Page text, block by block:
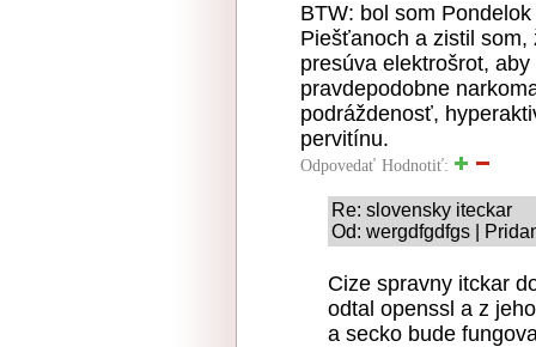
BTW: bol som
Piešťanoch a zistil som,
presúva elektrošrot,
pravdepodobne
podráždenosť,
pervitínu.
Odpovedať Hodnotiť:
Re: slovensky iteckar
Od: wergdfgdfgs |
Cize spravny itckar
odtal openssl a z
a secko bude